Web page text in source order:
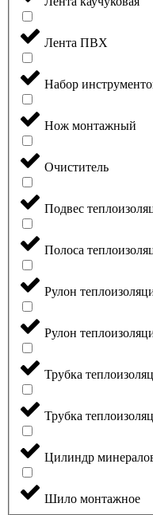
Лента ПВХ
Набор
Нож монтажный
Очиститель
Подвес
Полоса
Рулон
Рулон
Трубка
Трубка
Цилиндр
Шило монтажное